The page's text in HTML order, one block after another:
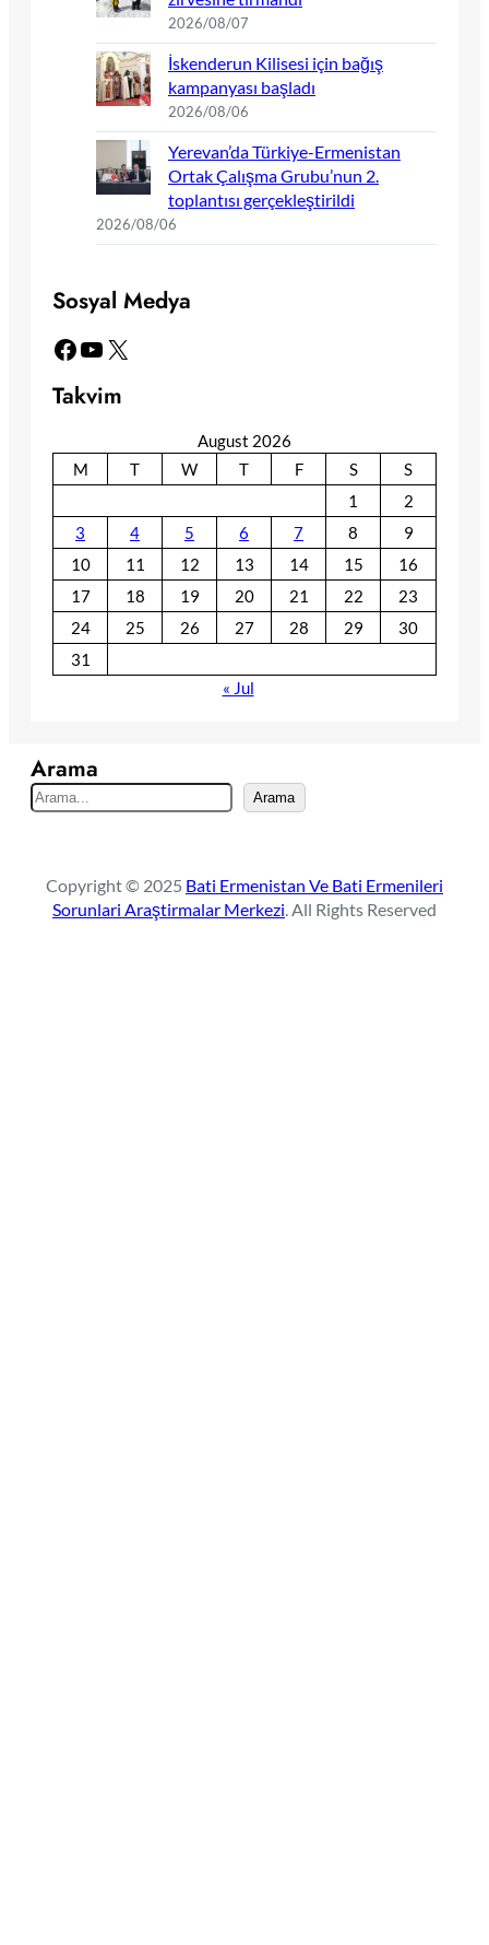
2026/08/07
İskenderun Kilisesi için bağış
kampanyası başladı
2026/08/06
Yerevan’da Türkiye-Ermenistan
Ortak Çalışma Grubu’nun 2.
toplantısı gerçekleştirildi
2026/08/06
Sosyal Medya
Facebook YouTube X
Takvim
August 2026
M
T W T F S
S
1
2
3
4 5 6 7 8
9
10
11 12 13 14 15
16
17
18 19 20 21 22
23
24
25 26 27 28 29
30
31
« Jul
Arama
S
e
c
h
Arama
Copyright © 2025 Bati Ermenistan Ve Bati Ermenileri
Sorunlari Araştirmalar Merkezi. All Rights Reserved